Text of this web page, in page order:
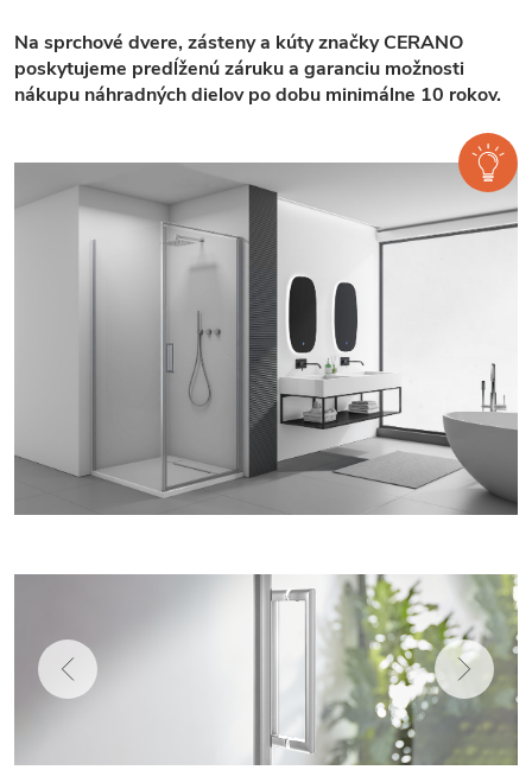
Na sprchové dvere, zásteny a kúty značky CERANO
poskytujeme predĺženú záruku a garanciu možnosti
nákupu náhradných dielov po dobu minimálne 10 rokov.